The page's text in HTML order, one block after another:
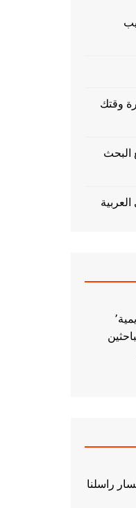
وقتك
البحث
قاعدة مذرات التخرج والدراسات الأكاديمية٬
راسلنا